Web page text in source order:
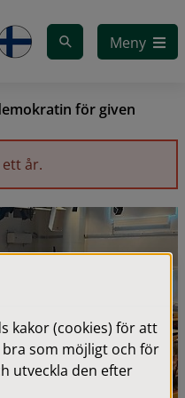
Meny
för given
år.
kakor (cookies) för att
som möjligt och för
utveckla den efter